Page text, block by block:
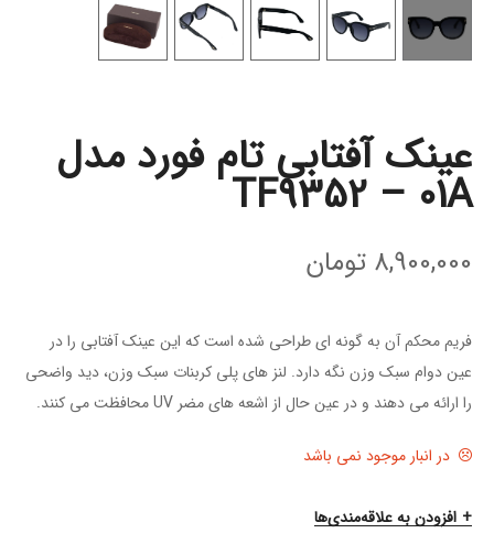
عینک آفتابی تام فورد مدل
TF9352 – 01A
8,900,000 تومان
فریم محکم آن به گونه ای طراحی شده است که این عینک آفتابی را در
عین دوام سبک وزن نگه دارد. لنز های پلی کربنات سبک وزن، دید واضحی
را ارائه می دهند و در عین حال از اشعه های مضر UV محافظت می کنند.
در انبار موجود نمی باشد
افزودن به علاقه‌مندی‌ها